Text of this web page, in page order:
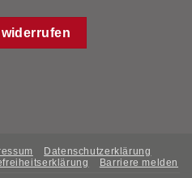
Datenschutzerklärung
Barriere melden